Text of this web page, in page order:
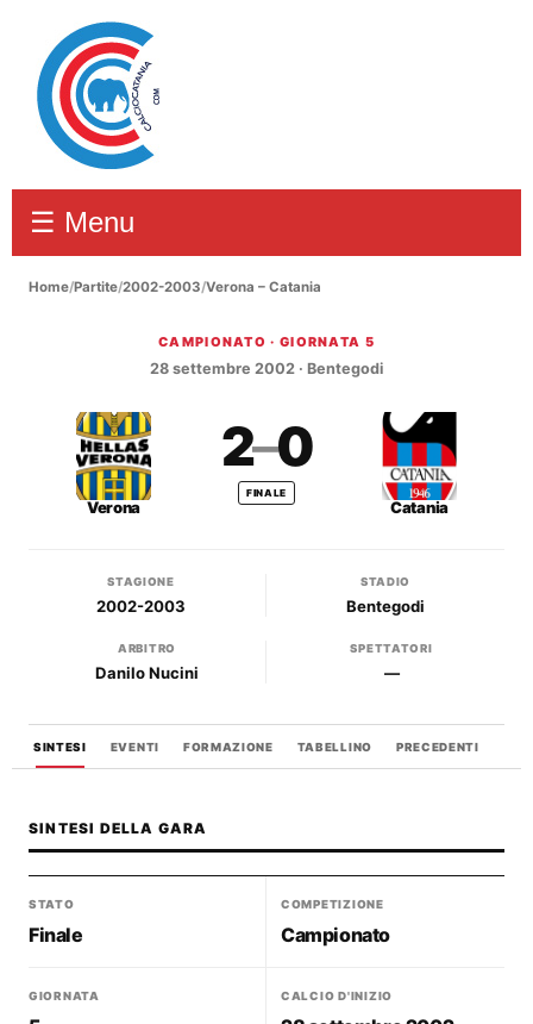
☰ Menu
Home/Partite/2002-2003/Verona – Catania
Verona – Catania 2–0CAMPIONATO · GIORNATA 5
28 settembre 2002 · Bentegodi
Verona
2–0
FINALE
Catania
STAGIONE
2002-2003
STADIO
Bentegodi
ARBITRO
Danilo Nucini
SPETTATORI
—
SINTESI EVENTI FORMAZIONE TABELLINO PRECEDENTI
SINTESI DELLA GARA
STATO
Finale
COMPETIZIONE
Campionato
GIORNATA CALCIO D'INIZIO